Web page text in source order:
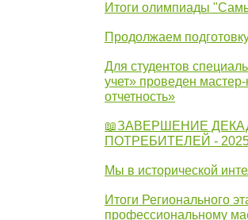
Итоги олимпиады
Продолжаем
Для студентов
учет» проведен
отчетность»
📖ЗАВЕРШЕНИЕ
ПОТРЕБИТЕЛЕЙ -
Мы в исторической
Итоги Регионального
профессиональному